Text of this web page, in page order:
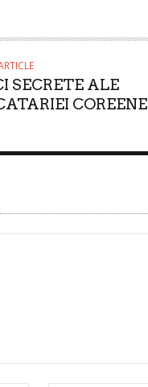
SECRETE ALE
COREENE